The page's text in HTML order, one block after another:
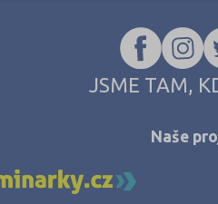
Jindřichův Hradec (7)
Karviná (12)
JSME TAM,
Naše